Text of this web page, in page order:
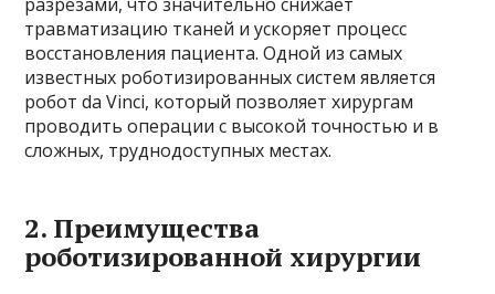
травматизацию тканей и ускоряет процесс
восстановления пациента. Одной из самых
известных роботизированных систем является
робот da Vinci, который позволяет хирургам
проводить операции с высокой точностью и в
сложных, труднодоступных местах.
2. Преимущества
роботизированной хирургии